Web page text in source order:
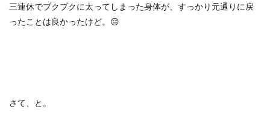
三連休でブクブクに太ってしまった身体が、すっかり元通りに戻
ったことは良かったけど。 😑
さて、と。